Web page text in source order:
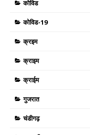
कोविड
कोविड-19
क्रइम
क्राइम
क्राईम
गुजरात
चंडीगढ़